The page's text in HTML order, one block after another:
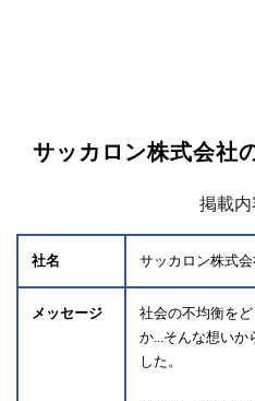
サッカロン株式会社
掲載
社名 サッカロン株式会
メッセージ
社会の不均衡を
か...そんな想いか
した。